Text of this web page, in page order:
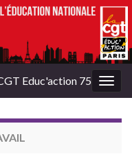
Educ'action 75